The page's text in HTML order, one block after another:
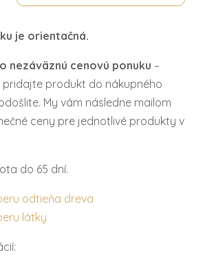
je orientačná.
nezáväznú cenovú ponuku –
produkt do nákupného
My vám následne mailom
ceny pre jednotlivé produkty v
do 65 dní.
odtieňa dreva
látky